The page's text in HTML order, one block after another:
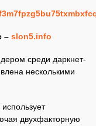
– slon5.info
среди даркнет-
несколькими
двухфакторную